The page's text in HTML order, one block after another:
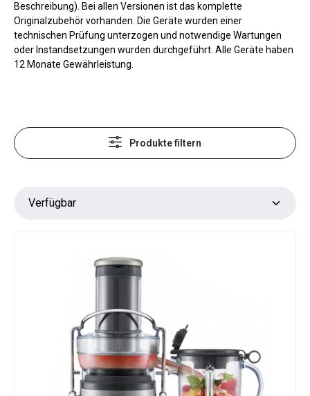
Beschreibung). Bei allen Versionen ist das komplette
Originalzubehör vorhanden. Die Geräte wurden einer
technischen Prüfung unterzogen und notwendige Wartungen
oder Instandsetzungen wurden durchgeführt. Alle Geräte haben
12 Monate Gewährleistung.
Produkte filtern